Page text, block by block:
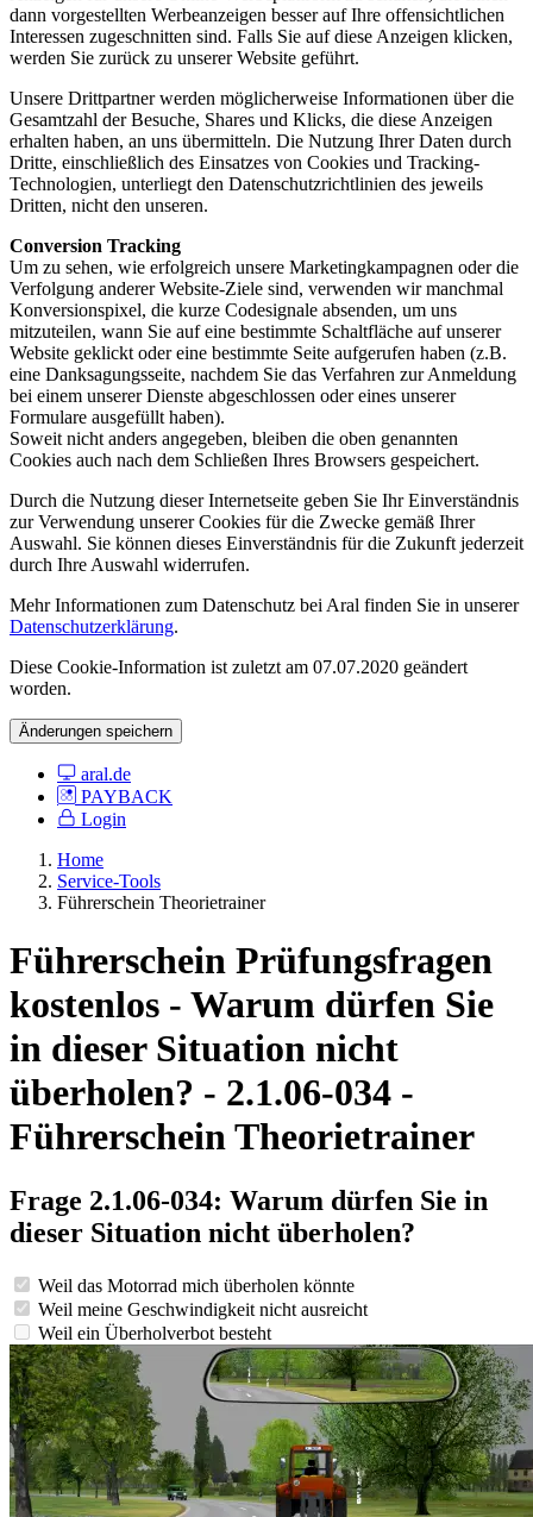
dann vorgestellten Werbeanzeigen besser auf Ihre offensichtlichen
Interessen zugeschnitten sind. Falls Sie auf diese Anzeigen klicken,
werden Sie zurück zu unserer Website geführt.
Unsere Drittpartner werden möglicherweise Informationen über die
Gesamtzahl der Besuche, Shares und Klicks, die diese Anzeigen
erhalten haben, an uns übermitteln. Die Nutzung Ihrer Daten durch
Dritte, einschließlich des Einsatzes von Cookies und Tracking-
Technologien, unterliegt den Datenschutzrichtlinien des jeweils
Dritten, nicht den unseren.
Conversion Tracking
Um zu sehen, wie erfolgreich unsere Marketingkampagnen oder die
Verfolgung anderer Website-Ziele sind, verwenden wir manchmal
Konversionspixel, die kurze Codesignale absenden, um uns
mitzuteilen, wann Sie auf eine bestimmte Schaltfläche auf unserer
Website geklickt oder eine bestimmte Seite aufgerufen haben (z.B.
eine Danksagungsseite, nachdem Sie das Verfahren zur Anmeldung
bei einem unserer Dienste abgeschlossen oder eines unserer
Formulare ausgefüllt haben).
Soweit nicht anders angegeben, bleiben die oben genannten
Cookies auch nach dem Schließen Ihres Browsers gespeichert.
Durch die Nutzung dieser Internetseite geben Sie Ihr Einverständnis
zur Verwendung unserer Cookies für die Zwecke gemäß Ihrer
Auswahl. Sie können dieses Einverständnis für die Zukunft jederzeit
durch Ihre Auswahl widerrufen.
Mehr Informationen zum Datenschutz bei Aral finden Sie in unserer
Datenschutzerklärung.
Diese Cookie-Information ist zuletzt am 07.07.2020 geändert
worden.
Änderungen speichern
aral.de
PAYBACK
Login
Home
Service-Tools
Führerschein Theorietrainer
Führerschein Prüfungsfragen
kostenlos - Warum dürfen Sie
in dieser Situation nicht
überholen? - 2.1.06-034 -
Führerschein Theorietrainer
Frage 2.1.06-034: Warum dürfen Sie in
dieser Situation nicht überholen?
Weil das Motorrad mich überholen könnte
Weil meine Geschwindigkeit nicht ausreicht
Weil ein Überholverbot besteht